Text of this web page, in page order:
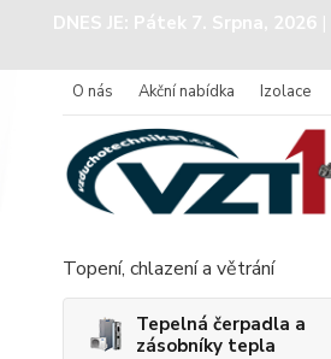
DNES JE: Pátek 7. Srpna, 2026 |
O nás Akční nabídka Izolace
Topení, chlazení a větrání
Tepelná čerpadla a
zásobníky tepla